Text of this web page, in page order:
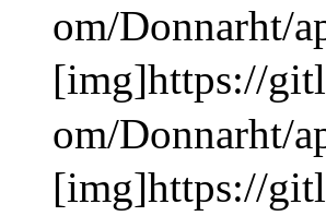
om/Donnarht/
[img]https://
om/Donnarht/
[img]https://